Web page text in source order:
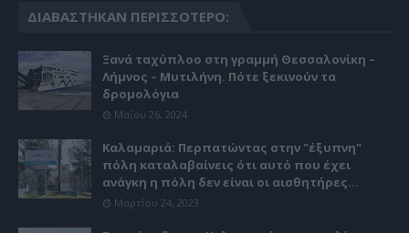
ΔΙΑΒΆΣΤΗΚΑΝ ΠΕΡΙΣΣΌΤΕΡΟ:
Ξανά ταχύπλοο στη γραμμή Θεσσαλονίκη –
Λήμνος – Μυτιλήνη. Πότε ξεκινούν τα
δρομολόγια
Μαΐου 26, 2024
Καλαμαριά: Περπατώντας στην "έξυπνη"
πόλη καταλαβαίνεις ότι αυτό που έχει
ανάγκη η πόλη δεν είναι οι αισθητήρες...
Μαρτίου 24, 2023